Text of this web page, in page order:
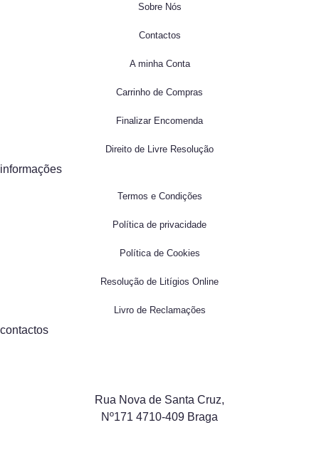
Sobre Nós
Contactos
A minha Conta
Carrinho de Compras
Finalizar Encomenda
Direito de Livre Resolução
informações
Termos e Condições
Política de privacidade
Política de Cookies
Resolução de Litígios Online
Livro de Reclamações
contactos
Rua Nova de Santa Cruz,
Nº171 4710-409 Braga